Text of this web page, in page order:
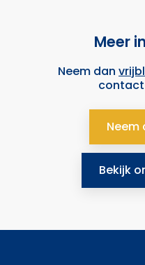
Meer
Neem dan
Bekijk